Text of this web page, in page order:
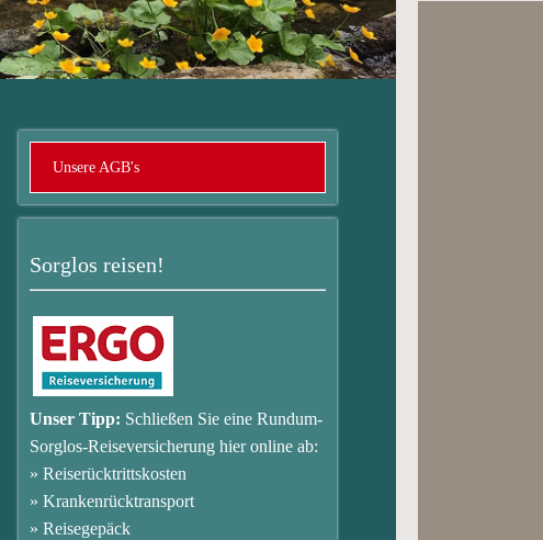
Unsere AGB's
Sorglos reisen!
Unser Tipp: Schließen Sie eine Rundum-
Sorglos-Reiseversicherung hier online ab:
» Reiserücktrittskosten
» Krankenrücktransport
» Reisegepäck